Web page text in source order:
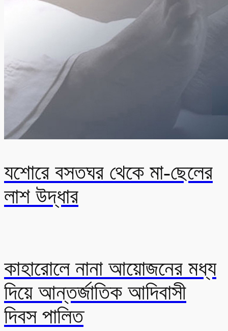
যশোরে বসতঘর থেকে মা-ছেলের
লাশ উদ্ধার
কাহারোলে নানা আয়োজনের মধ্য
দিয়ে আন্তর্জাতিক আদিবাসী
দিবস পালিত